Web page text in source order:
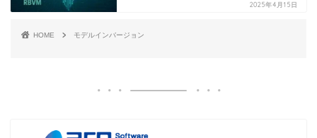
2025年4月15日
HOME モデルインバージョン